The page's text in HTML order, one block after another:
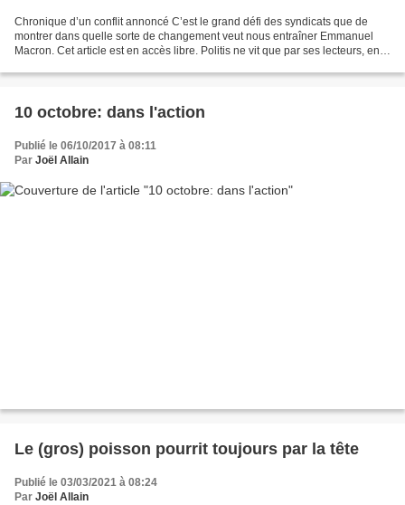
Chronique d’un conflit annoncé C’est le grand défi des syndicats que de
montrer dans quelle sorte de changement veut nous entraîner Emmanuel
Macron. Cet article est en accès libre. Politis ne vit que par ses lecteurs, en
10 octobre: dans l'action
Publié le 06/10/2017 à 08:11
Par Joël Allain
Le (gros) poisson pourrit toujours par la tête
Publié le 03/03/2021 à 08:24
Par Joël Allain